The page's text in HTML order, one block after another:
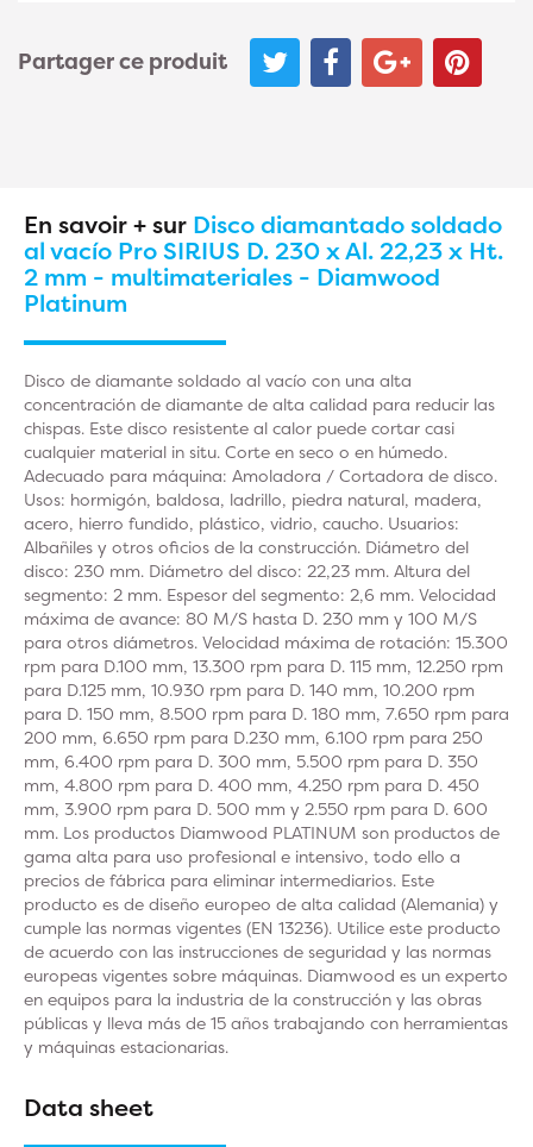
Partager ce produit
En savoir + sur Disco diamantado soldado
al vacío Pro SIRIUS D. 230 x Al. 22,23 x Ht.
2 mm - multimateriales - Diamwood
Platinum
Disco de diamante soldado al vacío con una alta
concentración de diamante de alta calidad para reducir las
chispas. Este disco resistente al calor puede cortar casi
cualquier material in situ. Corte en seco o en húmedo.
Adecuado para máquina: Amoladora / Cortadora de disco.
Usos: hormigón, baldosa, ladrillo, piedra natural, madera,
acero, hierro fundido, plástico, vidrio, caucho. Usuarios:
Albañiles y otros oficios de la construcción. Diámetro del
disco: 230 mm. Diámetro del disco: 22,23 mm. Altura del
segmento: 2 mm. Espesor del segmento: 2,6 mm. Velocidad
máxima de avance: 80 M/S hasta D. 230 mm y 100 M/S
para otros diámetros. Velocidad máxima de rotación: 15.300
rpm para D.100 mm, 13.300 rpm para D. 115 mm, 12.250 rpm
para D.125 mm, 10.930 rpm para D. 140 mm, 10.200 rpm
para D. 150 mm, 8.500 rpm para D. 180 mm, 7.650 rpm para
200 mm, 6.650 rpm para D.230 mm, 6.100 rpm para 250
mm, 6.400 rpm para D. 300 mm, 5.500 rpm para D. 350
mm, 4.800 rpm para D. 400 mm, 4.250 rpm para D. 450
mm, 3.900 rpm para D. 500 mm y 2.550 rpm para D. 600
mm. Los productos Diamwood PLATINUM son productos de
gama alta para uso profesional e intensivo, todo ello a
precios de fábrica para eliminar intermediarios. Este
producto es de diseño europeo de alta calidad (Alemania) y
cumple las normas vigentes (EN 13236). Utilice este producto
de acuerdo con las instrucciones de seguridad y las normas
europeas vigentes sobre máquinas. Diamwood es un experto
en equipos para la industria de la construcción y las obras
públicas y lleva más de 15 años trabajando con herramientas
y máquinas estacionarias.
Data sheet